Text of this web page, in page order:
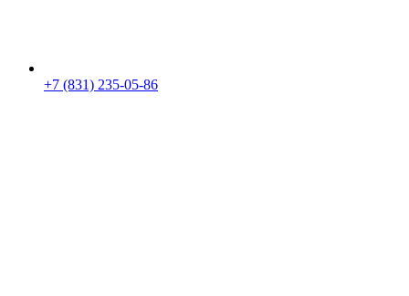
+7 (831) 235-05-86